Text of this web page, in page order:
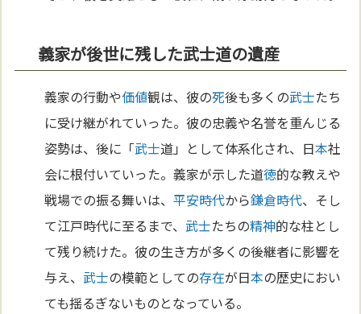
義家が後世に残した武士道の遺産
義家の行動や価値観は、彼の死後も多くの武士たち
に受け継がれていった。彼の忠義や名誉を重んじる
姿勢は、後に「武士道」として体系化され、日本社
会に根付いていった。義家が示した道徳的な教えや
戦場での振る舞いは、平安時代から鎌倉時代、そし
て江戸時代に至るまで、 武士たちの精神的な柱とし
て残り続けた。彼の生き方が多くの後継者に影響を
与え、 武士の模範としての存在が日本の歴史におい
ても揺るぎないものとなっている。